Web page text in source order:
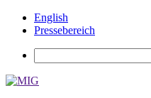
English
Pressebereich